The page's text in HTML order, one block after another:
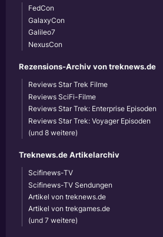
FedCon
GalaxyCon
Galileo7
NexusCon
Rezensions-Archiv von treknews.de
Reviews Star Trek Filme
Reviews SciFi-Filme
Reviews Star Trek: Enterprise Episoden
Reviews Star Trek: Voyager Episoden
(und 8 weitere)
Treknews.de Artikelarchiv
Scifinews-TV
Scifinews-TV Sendungen
Artikel von treknews.de
Artikel von trekgames.de
(und 7 weitere)